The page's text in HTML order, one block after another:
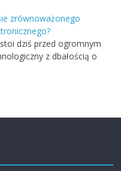
zrównoważonego
dziś przed ogromnym
z dbałością o